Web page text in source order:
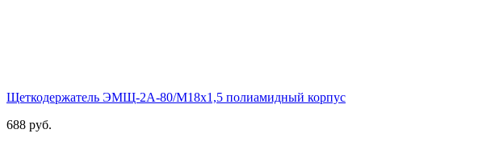
Щеткодержатель ЭМЩ-2А-80/М18х1,5 полиамидный корпус
688 руб.